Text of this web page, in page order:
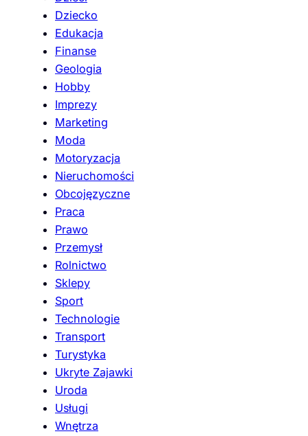
Dziecko
Edukacja
Finanse
Geologia
Hobby
Imprezy
Marketing
Moda
Motoryzacja
Nieruchomości
Obcojęzyczne
Praca
Prawo
Przemysł
Rolnictwo
Sklepy
Sport
Technologie
Transport
Turystyka
Ukryte Zajawki
Uroda
Usługi
Wnętrza